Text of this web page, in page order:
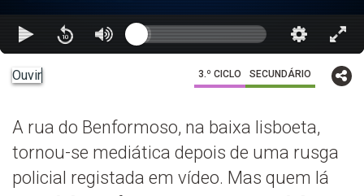
Ouvir 3.º CICLO SECUNDÁRIO
A rua do Benformoso, na baixa lisboeta,
tornou-se mediática depois de uma rusga
policial registada em vídeo. Mas quem lá